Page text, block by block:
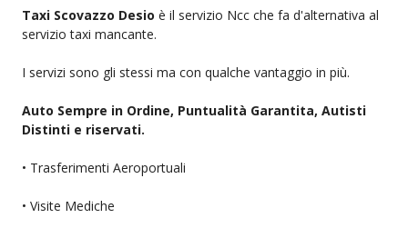
Taxi Scovazzo Desio è il servizio Ncc che fa d'alternativa al
servizio taxi mancante.
I servizi sono gli stessi ma con qualche vantaggio in più.
Auto Sempre in Ordine, Puntualità Garantita, Autisti
Distinti e riservati.
• Trasferimenti Aeroportuali
• Visite Mediche